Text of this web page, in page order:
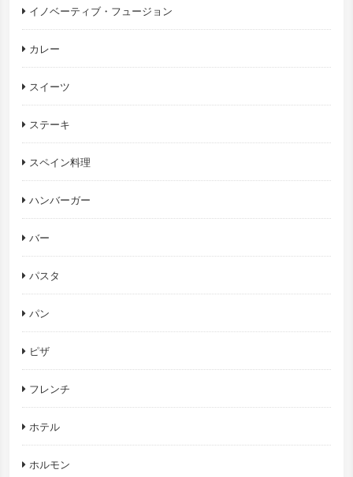
イノベーティブ・フュージョン
カレー
スイーツ
ステーキ
スペイン料理
ハンバーガー
バー
パスタ
パン
ピザ
フレンチ
ホテル
ホルモン